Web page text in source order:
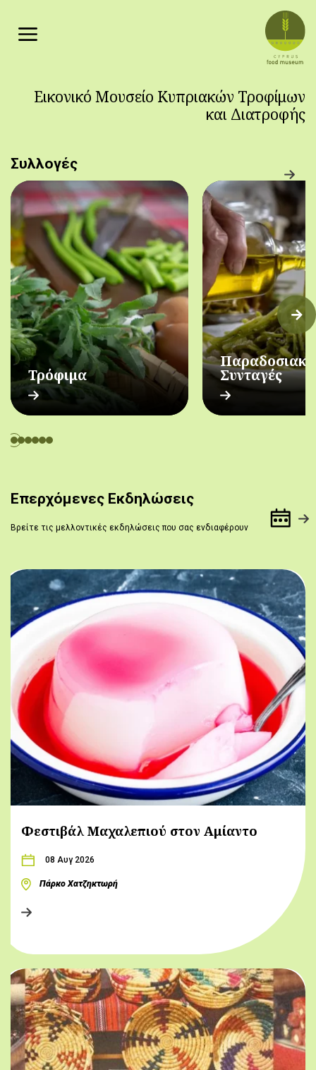
Εικονικό Μουσείο Κυπριακών Τροφίμων
και Διατροφής
Συλλογές
Τρόφιμα Συνταγές
Επερχόμενες Εκδηλώσεις
Βρείτε τις μελλοντικές εκδηλώσεις που σας ενδιαφέρουν
Φεστιβάλ Μαχαλεπιού στον Αμίαντο
08 Αυγ 2026
Πάρκο Χατζηκτωρή